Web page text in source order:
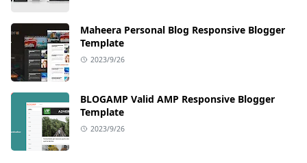
Maheera Personal Blog Responsive Blogger
Template
2023/9/26
BLOGAMP Valid AMP Responsive Blogger
Template
2023/9/26